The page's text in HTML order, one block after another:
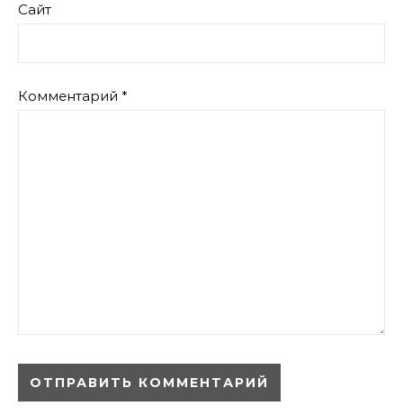
Сайт
Комментарий *